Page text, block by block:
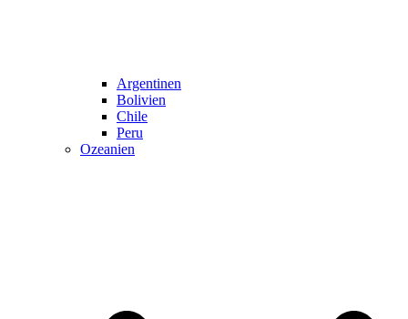
Argentinen
Bolivien
Chile
Peru
Ozeanien